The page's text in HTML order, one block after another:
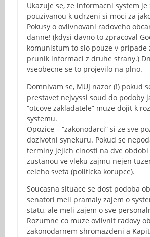
Ukazuje se, ze informacni system
pouzivanou k udrzeni si moci za
Pokusy o ovlivnovani radoveho
danne! (kdysi davno to zpracoval
komunistum to slo pouze v pripade
prunik informaci z druhe strany.)
vseobecne se to projevilo na plno.
Domnivam se, MUJ nazor (!) pokud
prestavet nejvyssi soud do podoby
“otcove zakladatele” muze dojit k
systemu.
Opozice – “zakonodarci” si ze sve
dozivotni synekuru. Pokud se
terminy jejich cinosti na dve obdobi
zustanou ve vleku zajmu nejen
celeho sveta (politicka korupce).
Soucasna situace se dost podoba
senatori meli pramaly zajem o
statu, ale meli zajem o sve
Rozumne co muze ovlivnit radovy
zakonodarnem shromazdeni a